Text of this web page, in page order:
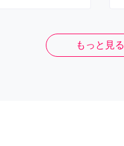
もっと見る